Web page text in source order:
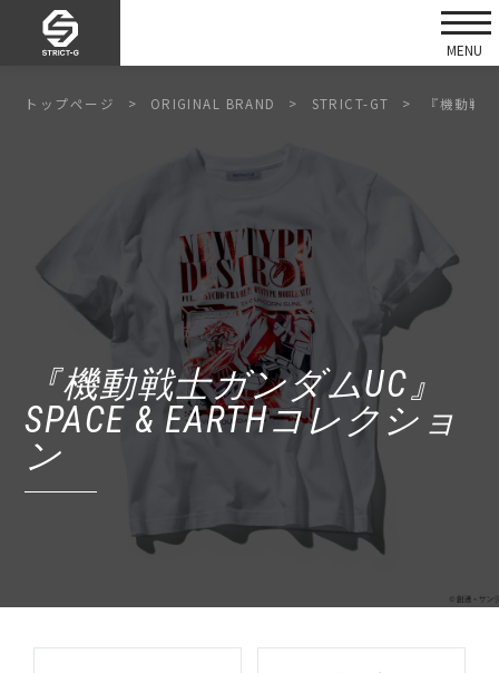
トップページ ORIGINAL BRAND STRICT-GT 『機動戦
『機動戦士ガンダムUC』
SPACE & EARTHコレクショ
ン